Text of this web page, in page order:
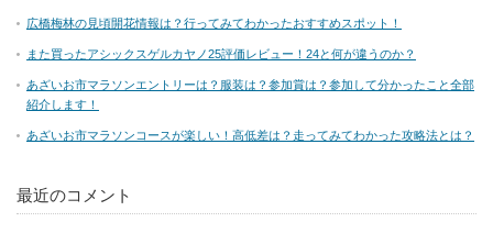
広橋梅林の見頃開花情報は？行ってみてわかったおすすめスポット！
また買ったアシックスゲルカヤノ25評価レビュー！24と何が違うのか？
あざいお市マラソンエントリーは？服装は？参加賞は？参加して分かったこと全部
紹介します！
あざいお市マラソンコースが楽しい！高低差は？走ってみてわかった攻略法とは？
最近のコメント